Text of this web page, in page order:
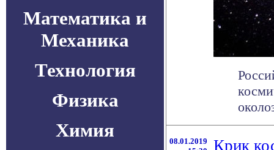
Математика и
Механика
Технология
Физика
Химия
08.01.2019
Крик